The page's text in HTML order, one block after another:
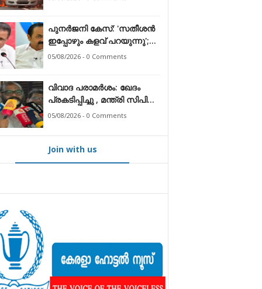
പുനർജനി കേസ്: 'സതീശൻ
ഇപ്പോഴും കളവ് പറയുന്നു';
മുഖ്യമന്ത്രിക്കെതിരെ
05/08/2026 - 0 Comments
വിവാദ പരാമർശം: ഖേദം
പ്രകടിപ്പിച്ചു , മന്ത്രി സിപി
ജോൺ
05/08/2026 - 0 Comments
Join with us